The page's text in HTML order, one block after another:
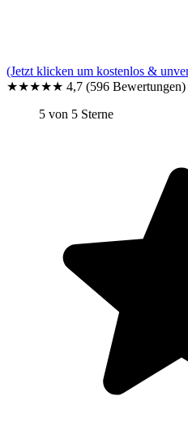
(Jetzt klicken um kostenlos &
★★★★★ 4,7 (596 Bewertungen)
5 von 5 Sterne